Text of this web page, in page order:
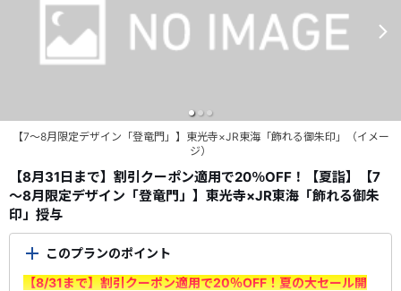
【7～8月限定デザイン「登竜門」】東光寺×JR東海「飾れる御朱印」（イメー
ジ）
【8月31日まで】割引クーポン適用で20％OFF！【夏詣】【7
～8月限定デザイン「登竜門」】東光寺×JR東海「飾れる御朱
印」授与
このプランのポイント
【8/31まで】割引クーポン適用で20％OFF！夏の大セール開